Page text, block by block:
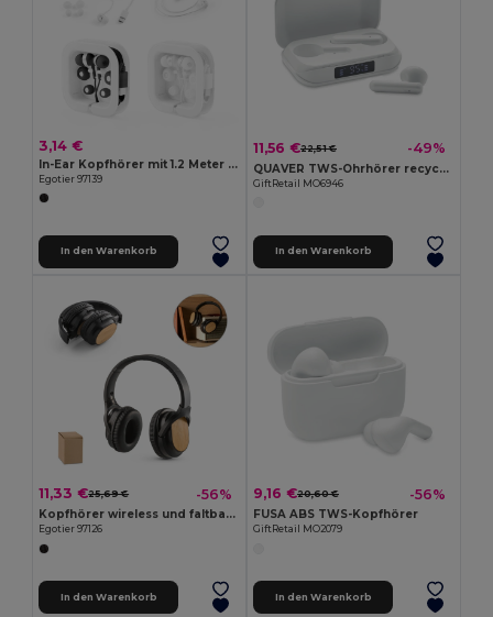
3,14 €
In-Ear Kopfhörer mit 1.2 Meter langem USB-C-Kabel und integriertem Mikrofon aus ABS
Egotier 97139
In den Warenkorb
11,56 €22,51 € -49%
QUAVER TWS-Ohrhörer recyceltes ABS
GiftRetail MO6946
In den Warenkorb
11,33 €25,69 € -56%
Kopfhörer wireless und faltbar mit 5 Stunden Akkulaufzeit aus bamboe en ABS
Egotier 97126
In den Warenkorb
9,16 €20,60 € -56%
FUSA ABS TWS-Kopfhörer
GiftRetail MO2079
In den Warenkorb